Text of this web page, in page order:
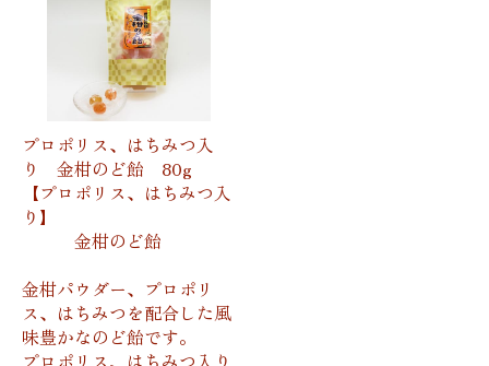
プロポリス、はちみつ入
り 金柑のど飴 80g
【プロポリス、はちみつ入
り】
金柑のど飴
金柑パウダー、プロポリ
ス、はちみつを配合した風
味豊かなのど飴です。
プロポリス、はちみつ入り